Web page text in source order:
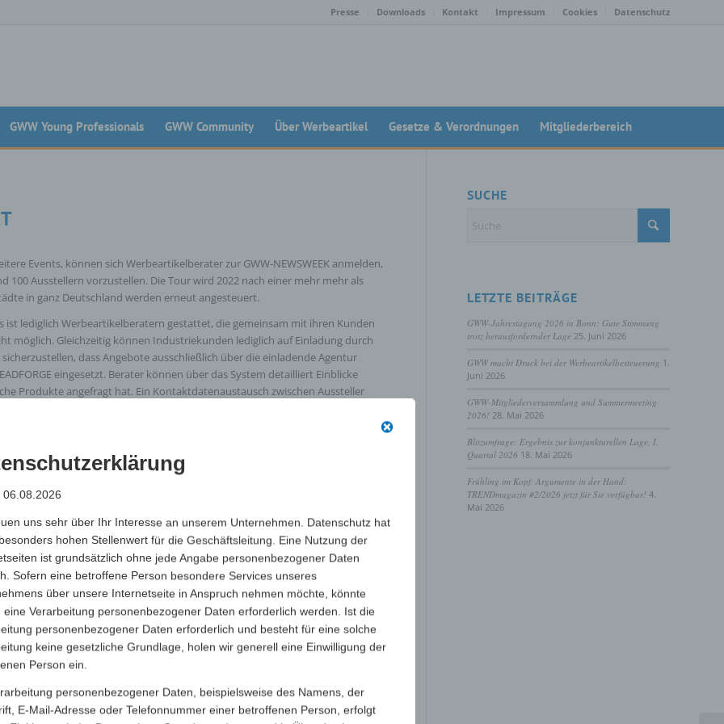
Presse Downloads Kontakt Impressum Cookies Datenschutz
GWW Young Professionals GWW Community Über Werbeartikel Gesetze & Verordnungen Mitgliederbereich
Events, können sich Werbeartikelberater zur GWW-NEWSWEEK anmelden,
Ausstellern vorzustellen. Die Tour wird 2022 nach einer mehr mehr als
in ganz Deutschland werden erneut angesteuert.
lediglich Werbeartikelberatern gestattet, die gemeinsam mit ihren Kunden
möglich. Gleichzeitig können Industriekunden lediglich auf Einladung durch
dass Angebote ausschließlich über die einladende Agentur
eingesetzt. Berater können über das System detailliert Einblicke
Produkte angefragt hat. Ein Kontaktdatenaustausch zwischen Aussteller
Jahren vor Corona blendend entwickelt. Rund 150 Berateragenturen hatten
Berater, Industriekunde und ausstellenden Unternehmen zu
Standorten zusammen.
die Emotionen weckt
Werbeartikel das Kind in uns regelrecht begeistert. Werbeartikel
Werbespots nicht heranreichen.
können sichhier über eines von 3 buchbaren Paketenzur Roadshow
Darstellung mit eigener Counterfläche möglich.
SUCHE
LETZTE BEITRÄGE
GWW-Jahrestagung 2026 in Bonn: Gute Stimmung
trotz herausfordernder Lage 25. Juni 2026
GWW macht Druck bei der Werbeartikelbesteuerung 1.
Juni 2026
GWW-Mitgliederversammlung und Summermeeting
2026! 28. Mai 2026
Blitzumfrage: Ergebnis zur konjunkturellen Lage, I.
Quartal 2026 18. Mai 2026
Frühling im Kopf, Argumente in der Hand:
TRENDmagazin #2/2026 jetzt für Sie verfügbar! 4.
Mai 2026
06.08.2026
uns sehr über Ihr Interesse an unserem Unternehmen. Datenschutz hat
hohen Stellenwert für die Geschäftsleitung. Eine Nutzung der
ist grundsätzlich ohne jede Angabe personenbezogener Daten
Sofern eine betroffene Person besondere Services unseres
über unsere Internetseite in Anspruch nehmen möchte, könnte
eine Verarbeitung personenbezogener Daten erforderlich werden. Ist die
personenbezogener Daten erforderlich und besteht für eine solche
keine gesetzliche Grundlage, holen wir generell eine Einwilligung der
Person ein.
personenbezogener Daten, beispielsweise des Namens, der
E-Mail-Adresse oder Telefonnummer einer betroffenen Person, erfolgt